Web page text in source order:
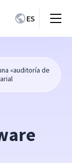
ES
«auditoría de